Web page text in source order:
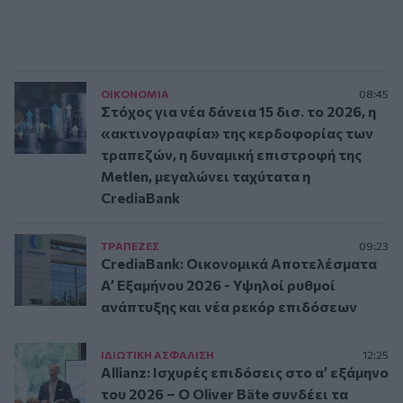
ΟΙΚΟΝΟΜΙΑ 08:45
Στόχος για νέα δάνεια 15 δισ. το 2026, η
«ακτινογραφία» της κερδοφορίας των
τραπεζών, η δυναμική επιστροφή της
Metlen, μεγαλώνει ταχύτατα η
CrediaBank
ΤΡAΠΕΖΕΣ 09:23
CrediaBank: Οικονομικά Αποτελέσματα
A’ Εξαμήνου 2026 - Υψηλοί ρυθμοί
ανάπτυξης και νέα ρεκόρ επιδόσεων
ΙΔΙΩΤΙΚΗ ΑΣΦAΛΙΣΗ 12:25
Allianz: Ισχυρές επιδόσεις στο α’ εξάμηνο
του 2026 – Ο Oliver Bäte συνδέει τα